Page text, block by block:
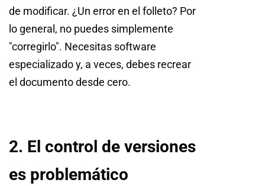
de modificar. ¿Un error en el folleto? Por
lo general, no puedes simplemente
"corregirlo". Necesitas software
especializado y, a veces, debes recrear
el documento desde cero.
2. El control de versiones
es problemático